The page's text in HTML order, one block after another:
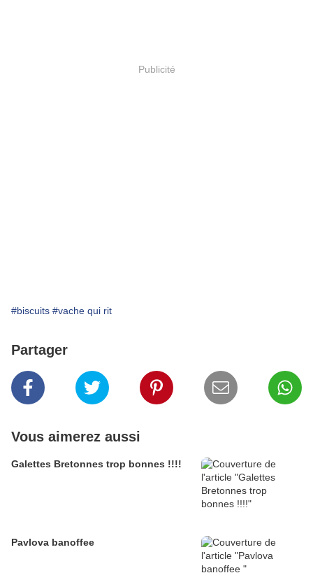
Publicité
#biscuits #vache qui rit
Partager
Vous aimerez aussi
Galettes Bretonnes trop bonnes !!!!
Pavlova banoffee